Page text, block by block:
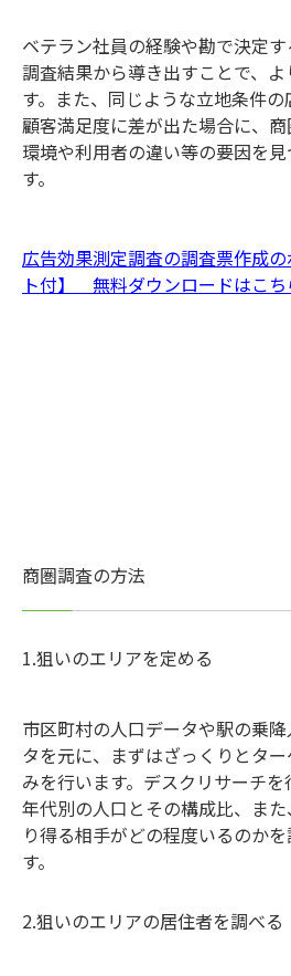
ベテラン社員の経験や勘で決定す
調査結果から導き出すことで、
す。また、同じような立地条件
顧客満足度に差が出た場合に、
環境や利用者の違い等の要因を
す。
広告効果測定調査の調査票作成
ト付】 無料ダウンロードはこち
商圏調査の方法
1.狙いのエリアを定める
市区町村の人口データや駅の乗
タを元に、まずはざっくりとタ
みを行います。デスクリサーチを
年代別の人口とその構成比、ま
り得る相手がどの程度いるのか
す。
2.狙いのエリアの居住者を調べる